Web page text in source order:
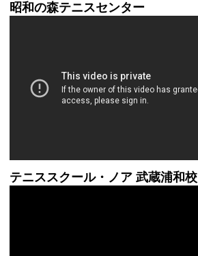
昭和の森テニスセンター
テニススクール・ノア 武蔵浦和校